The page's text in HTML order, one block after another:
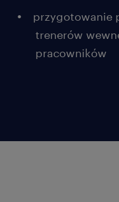
przygotowanie
trenerów
pracowników